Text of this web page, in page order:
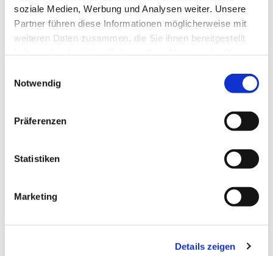
soziale Medien, Werbung und Analysen weiter. Unsere
Partner führen diese Informationen möglicherweise mit
weiteren Daten zusammen, die Sie ihnen bereitgestellt
Notwendig
Präferenzen
Statistiken
Marketing
Details zeigen